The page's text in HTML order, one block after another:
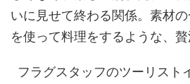
いに見せて終わる関係。素材
を使って料理をするような、贅
フラグスタッフのツーリスト